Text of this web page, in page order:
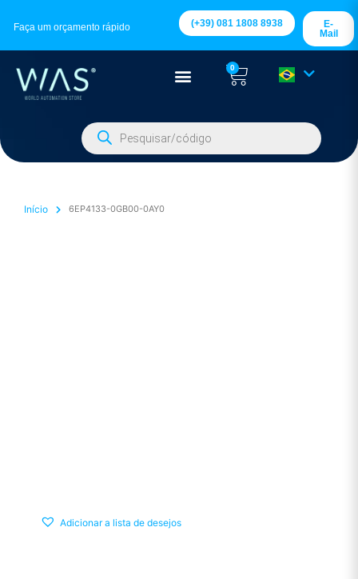
Faça um orçamento rápido (+39) 081 1808 8938
E-
Mail
0
Início 6EP4133-0GB00-0AY0
Adicionar a lista de desejos